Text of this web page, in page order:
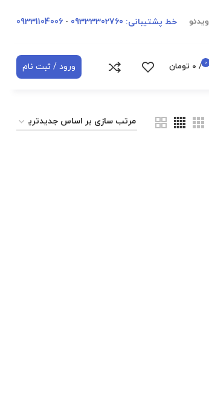
ویدئو خط پشتیبانی: 09333302760 -
09331104006
0
/
0 تومان ورود / ثبت نام